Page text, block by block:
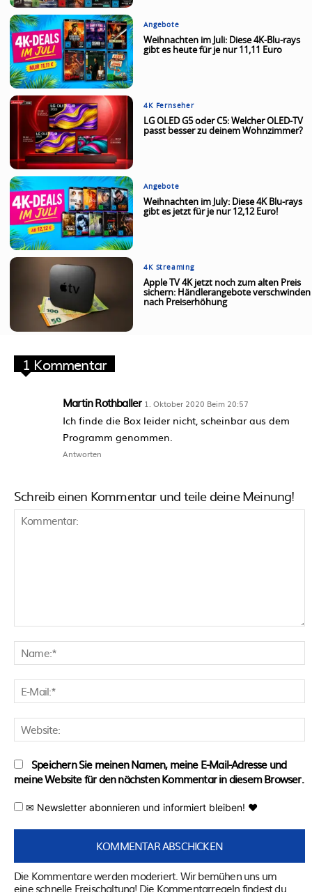
Angebote
Weihnachten im Juli: Diese 4K-Blu-rays
gibt es heute für je nur 11,11 Euro
4K Fernseher
LG OLED G5 oder C5: Welcher OLED-TV
passt besser zu deinem Wohnzimmer?
Angebote
Weihnachten im July: Diese 4K Blu-rays
gibt es jetzt für je nur 12,12 Euro!
4K Streaming
Apple TV 4K jetzt noch zum alten Preis
sichern: Händlerangebote verschwinden
nach Preiserhöhung
1 Kommentar
Martin Rothballer 1. Oktober 2020 Beim 20:57
Ich finde die Box leider nicht, scheinbar aus dem
Programm genommen.
Antworten
Schreib einen Kommentar und teile deine Meinung!
Speichern Sie meinen Namen, meine E-Mail-Adresse und
meine Website für den nächsten Kommentar in diesem Browser.
✉ Newsletter abonnieren und informiert bleiben! ♥
Die Kommentare werden moderiert. Wir bemühen uns um
eine schnelle Freischaltung! Die Kommentarregeln findest du